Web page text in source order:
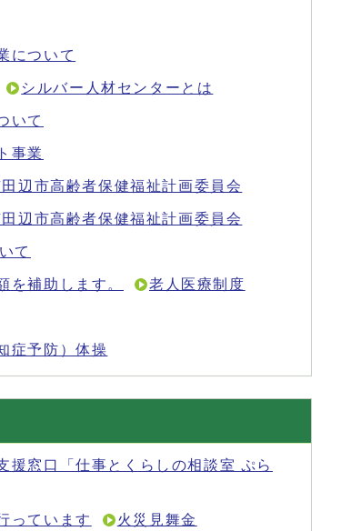
について
シルバー人材センターとは
いて
事業
辺市高齢者保健福祉計画委員会
辺市高齢者保健福祉計画委員会
て
を補助します。 老人医療制度
症予防）体操
援窓口「仕事とくらしの相談室 ぷら
っています 火災見舞金